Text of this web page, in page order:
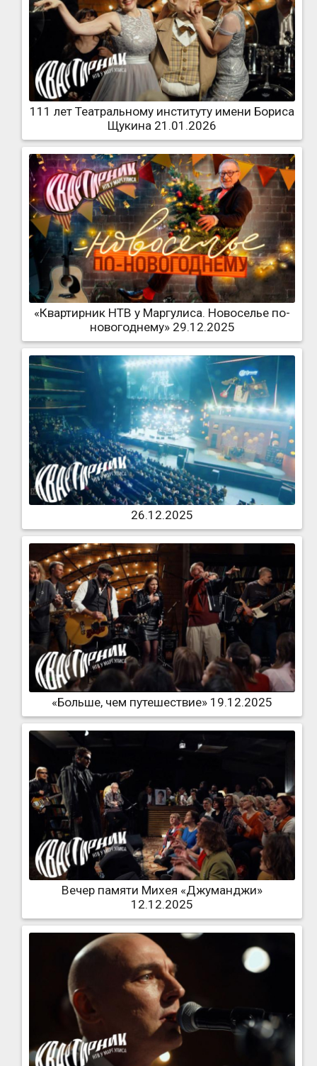
111 лет Театральному институту имени Бориса
Щукина 21.01.2026
«Квартирник НТВ у Маргулиса. Новоселье по-
новогоднему» 29.12.2025
26.12.2025
«Больше, чем путешествие» 19.12.2025
Вечер памяти Михея «Джуманджи»
12.12.2025